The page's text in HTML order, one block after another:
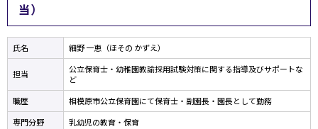
当）
氏名 細野 一恵（ほその かずえ）
担当
公立保育士・幼稚園教諭採用試験対策に関する指導及びサポートな
ど
職歴
相模原市公立保育園にて保育士・副園長・園長として勤務
専門分野
乳幼児の教育・保育